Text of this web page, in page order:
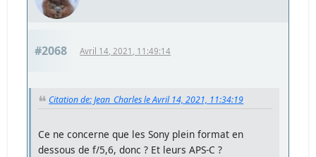
#2068 Avril 14, 2021, 11:49:14
Citation de: Jean_Charles le Avril 14, 2021, 11:34:19
Ce ne concerne que les Sony plein format en
dessous de f/5,6, donc ? Et leurs APS-C ?